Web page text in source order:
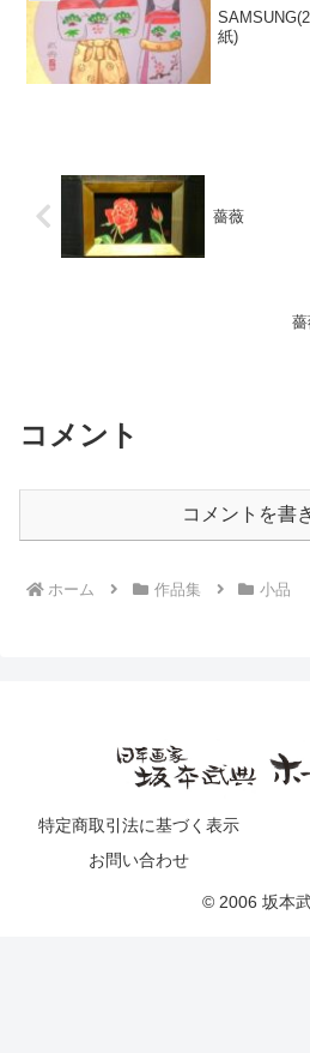
紙)
薔薇
コメント
コメントを書
ホーム 作品集 小品
特定商取引法に基づく表示
お問い合わせ
© 2006 坂本